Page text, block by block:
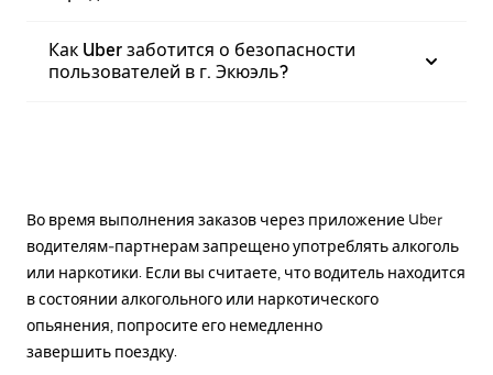
Как Uber заботится о безопасности
пользователей в г. Экюэль?
Во время выполнения заказов через приложение Uber
водителям-партнерам запрещено употреблять алкоголь
или наркотики. Если вы считаете, что водитель находится
в состоянии алкогольного или наркотического
опьянения, попросите его немедленно
завершить поездку.